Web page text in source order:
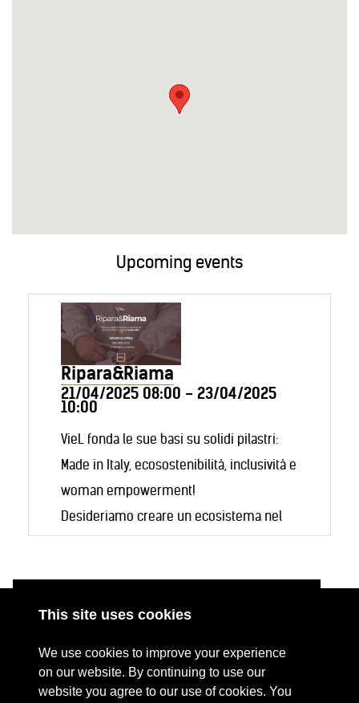
This site uses cookies
We use cookies to improve your experience
on our website. By continuing to use our
website you agree to our use of cookies. You
Upcoming events
Ripara&Riama
21/04/2025 08:00 - 23/04/2025
10:00
VieL fonda le sue basi su solidi pilastri:
Made in Italy, ecosostenibilità, inclusività e
woman empowerment!
Desideriamo creare un ecosistema nel
rispetto con la natura, per tutti i corpi.
In occasione della Fashion Revolution
Week, unisciti a noi per il Mend in Public
CONTACT US
PRESS RESOURCES KEY ORGANISATIONS